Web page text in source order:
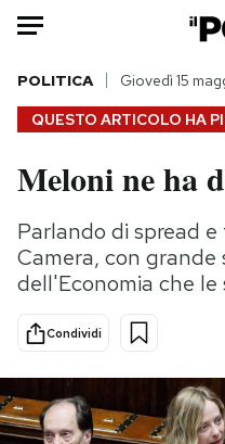
HOME
Italia
Politica
Tecnologia
Scienza
Economia
Sport
QUESTO ARTICOLO HA
POLITICA Giovedì 15
Meloni ne ha
Parlando di spread
Camera, con
dell'Economia che le
Condividi